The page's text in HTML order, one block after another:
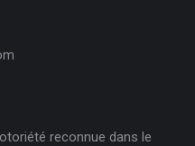
reconnue dans le